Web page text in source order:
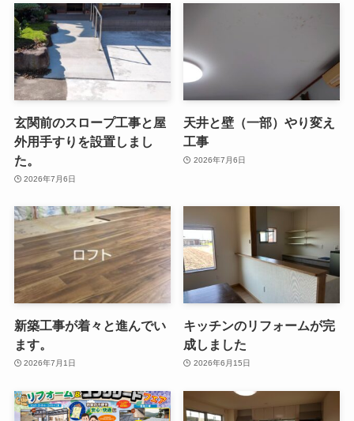
玄関前のスロープ工事と屋
外用手すりを設置しまし
た。
2026年7月6日
天井と壁（一部）やり変え
工事
2026年7月6日
新築工事が着々と進んでい
ます。
2026年7月1日
キッチンのリフォームが完
成しました
2026年6月15日